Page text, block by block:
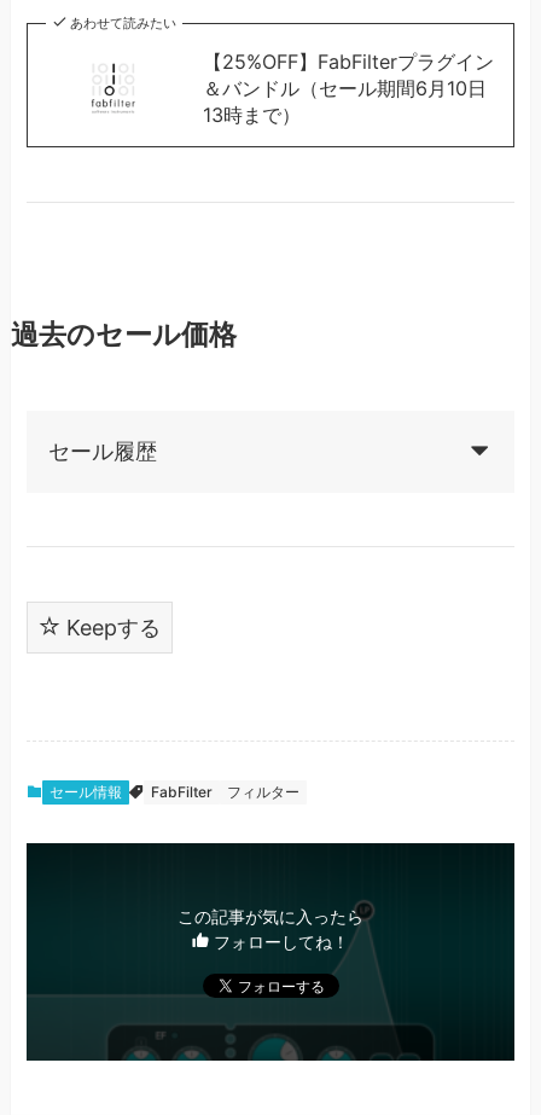
あわせて読みたい
【25%OFF】FabFilterプラグイン
＆バンドル（セール期間6月10日
13時まで）
過去のセール価格
セール履歴
Keepする
セール情報 FabFilter フィルター
この記事が気に入ったら
フォローしてね！